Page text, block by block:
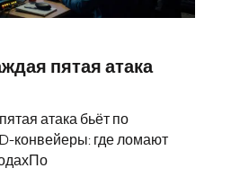
пятая атака
атака бьёт по
конвейеры: где ломают